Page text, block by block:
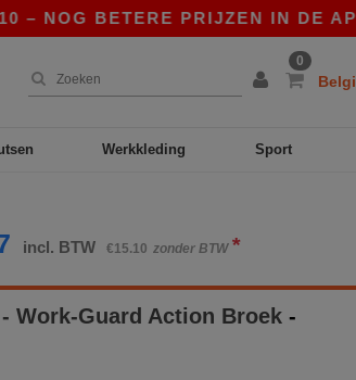
PRIJZEN IN DE APP! |
0
Werkkleding Sport
incl. BTW €15.10 zonder BTW *
- Work-Guard Action Broek -